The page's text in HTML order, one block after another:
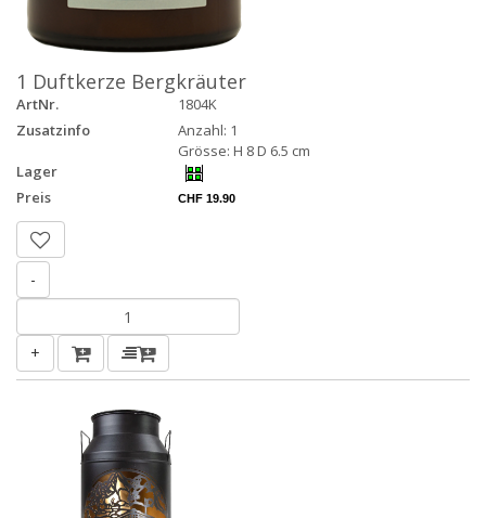
1 Duftkerze Bergkräuter
ArtNr.
1804K
Zusatzinfo
Anzahl: 1
Grösse: H 8 D 6.5 cm
Lager
Preis
CHF 19.90
-
+